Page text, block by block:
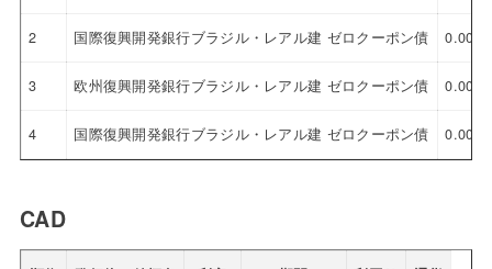
2 国際復興開発銀行ブラジル・レアル建 ゼロクーポン債 0.00%
3 欧州復興開発銀行ブラジル・レアル建 ゼロクーポン債 0.00%
4 国際復興開発銀行ブラジル・レアル建 ゼロクーポン債 0.00%
CAD